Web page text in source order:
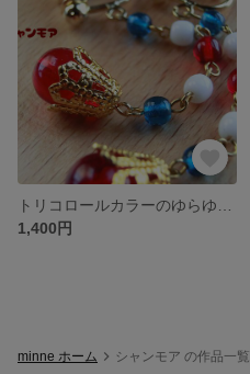
1,400円
minne ホーム シャンモア の作品一覧